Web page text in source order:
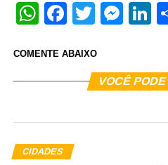
WhatsApp
Facebook
Twitter
COMENTE ABAIXO
VOCÊ
CIDADES